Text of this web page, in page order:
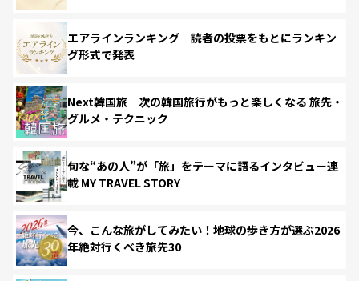
エアラインランキング 読者の投票をもとにランキン
グ形式で発表
Next韓国旅 次の韓国旅行がもっと楽しくなる 旅先・
グルメ・テクニック
旬な“あの人”が「旅」をテーマに語るインタビュー連
載 MY TRAVEL STORY
今、こんな旅がしてみたい！地球の歩き方が選ぶ2026
年絶対行くべき旅先30